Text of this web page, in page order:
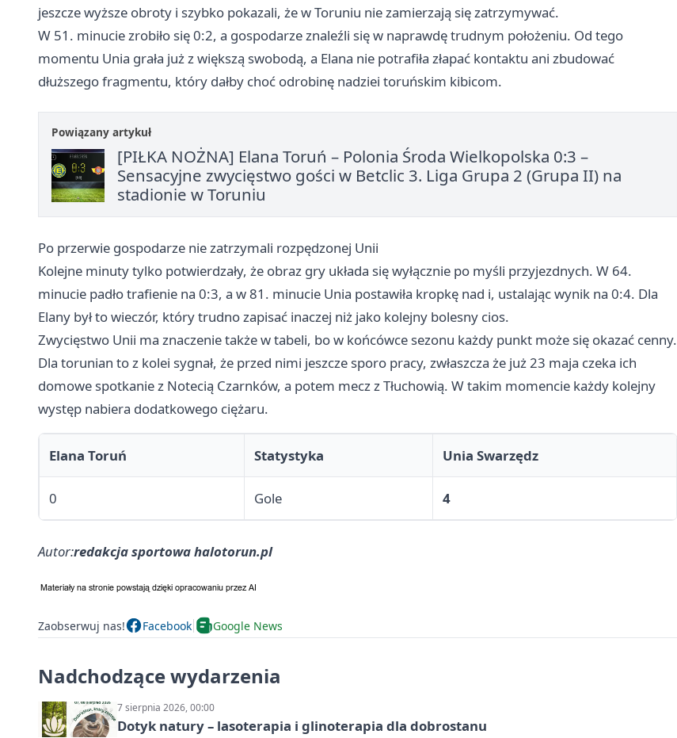
jeszcze wyższe obroty i szybko pokazali, że w Toruniu nie zamierzają się zatrzymywać.
W 51. minucie zrobiło się 0:2, a gospodarze znaleźli się w naprawdę trudnym położeniu. Od tego
momentu Unia grała już z większą swobodą, a Elana nie potrafiła złapać kontaktu ani zbudować
dłuższego fragmentu, który dałby choć odrobinę nadziei toruńskim kibicom.
Powiązany artykuł
[PIŁKA NOŻNA] Elana Toruń – Polonia Środa Wielkopolska 0:3 –
Sensacyjne zwycięstwo gości w Betclic 3. Liga Grupa 2 (Grupa II) na
stadionie w Toruniu
Po przerwie gospodarze nie zatrzymali rozpędzonej Unii
Kolejne minuty tylko potwierdzały, że obraz gry układa się wyłącznie po myśli przyjezdnych. W 64.
minucie padło trafienie na 0:3, a w 81. minucie Unia postawiła kropkę nad i, ustalając wynik na 0:4. Dla
Elany był to wieczór, który trudno zapisać inaczej niż jako kolejny bolesny cios.
Zwycięstwo Unii ma znaczenie także w tabeli, bo w końcówce sezonu każdy punkt może się okazać cenny.
Dla torunian to z kolei sygnał, że przed nimi jeszcze sporo pracy, zwłaszcza że już 23 maja czeka ich
domowe spotkanie z Notecią Czarnków, a potem mecz z Tłuchowią. W takim momencie każdy kolejny
występ nabiera dodatkowego ciężaru.
Elana Toruń Statystyka Unia Swarzędz
0 Gole 4
Autor:redakcja sportowa halotorun.pl
Zaobserwuj nas! Facebook Google News
Nadchodzące wydarzenia
7 sierpnia 2026, 00:00
Dotyk natury – lasoterapia i glinoterapia dla dobrostanu